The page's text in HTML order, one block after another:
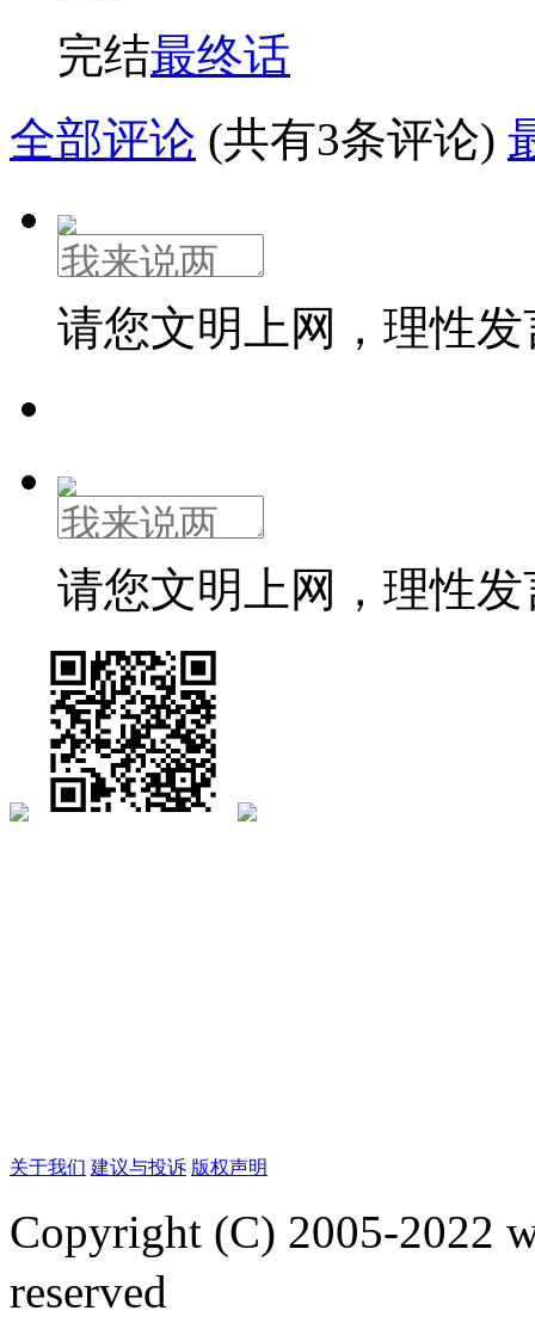
完结最终话
全部评论 (共有3条评论)
请您文明上网，理性
请您文明上网，理性
关于我们 建议与投诉 版权声明
Copyright (C) 2005-2022
reserved